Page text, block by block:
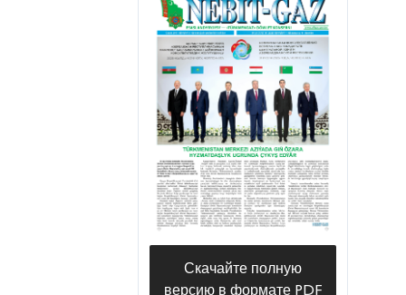
Скачайте полную
версию в формате PDF